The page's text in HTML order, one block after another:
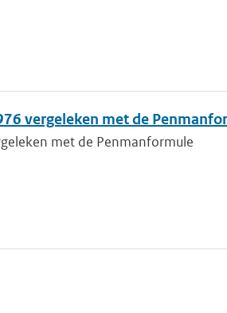
vergeleken met de
met de Penmanformule